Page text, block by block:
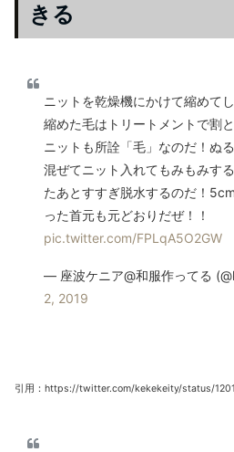
きる
ニットを乾燥機にかけて縮めて
縮めた毛はトリートメントで割
ニットも所詮「毛」なのだ！ぬ
混ぜてニット入れてもみもみす
たあとすすぎ脱水するのだ！
った首元も元どおりだぜ！！
pic.twitter.com/FPLqA5O2GW
— 座波ケニア@和服作ってる
2, 2019
引用：https://twitter.com/kekekeity/status/